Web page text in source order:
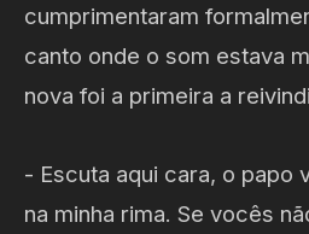
cumprimentaram
canto onde o som estava
nova foi a primeira a
- Escuta aqui cara, o papo
na minha rima. Se vocês